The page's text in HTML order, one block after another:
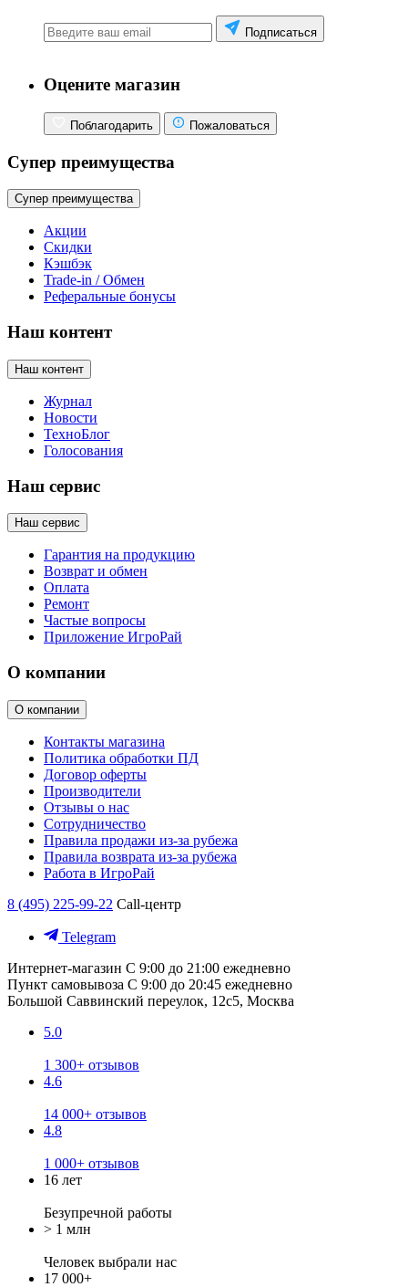
Подписаться
Оцените магазин
Поблагодарить Пожаловаться
Супер преимущества
Супер преимущества
Акции
Скидки
Кэшбэк
Trade-in / Обмен
Реферальные бонусы
Наш контент
Наш контент
Журнал
Новости
ТехноБлог
Голосования
Наш сервис
Наш сервис
Гарантия на продукцию
Возврат и обмен
Оплата
Ремонт
Частые вопросы
Приложение ИгроРай
О компании
О компании
Контакты магазина
Политика обработки ПД
Договор оферты
Производители
Отзывы о нас
Сотрудничество
Правила продажи из-за рубежа
Правила возврата из-за рубежа
Работа в ИгроРай
8 (495) 225-99-22 Call-центр
Telegram
Интернет-магазин С 9:00 до 21:00 ежедневно
Пункт самовывоза С 9:00 до 20:45 ежедневно
Большой Саввинский переулок, 12с5, Москва
5.0
1 300+ отзывов
4.6
14 000+ отзывов
4.8
1 000+ отзывов
16 лет
Безупречной работы
> 1 млн
Человек выбрали нас
17 000+